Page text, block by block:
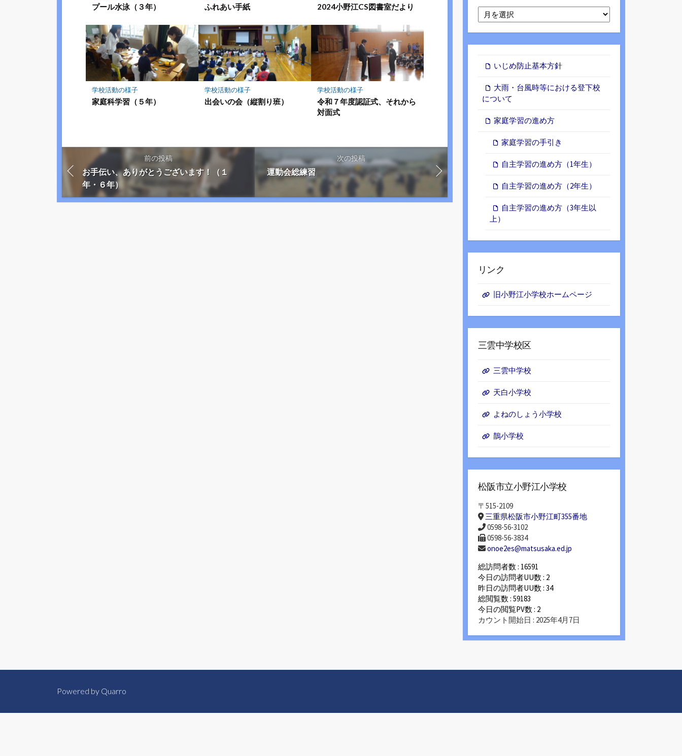
プール水泳（３年） ふれあい手紙 2024小野江CS図書室だより
学校活動の様子
家庭科学習（５年）
学校活動の様子
出会いの会（縦割り班）
学校活動の様子
令和７年度認証式、それから
対面式
前の投稿
お手伝い、ありがとうございます！（１
年・６年）
次の投稿
運動会総練習
別
ア
ー
いじめ防止基本方針
大雨・台風時等における登下校
について
家庭学習の進め方
家庭学習の手引き
自主学習の進め方（1年生）
自主学習の進め方（2年生）
自主学習の進め方（3年生以
上）
リンク
旧小野江小学校ホームページ
三雲中学校区
三雲中学校
天白小学校
よねのしょう小学校
鵲小学校
松阪市立小野江小学校
〒515-2109
三重県松阪市小野江町355番地
0598-56-3102
0598-56-3834
onoe2es@matsusaka.ed.jp
総訪問者数 : 16591
今日の訪問者UU数 : 2
昨日の訪問者UU数 : 34
総閲覧数 : 59183
今日の閲覧PV数 : 2
カウント開始日 : 2025年4月7日
Powered by Quarro